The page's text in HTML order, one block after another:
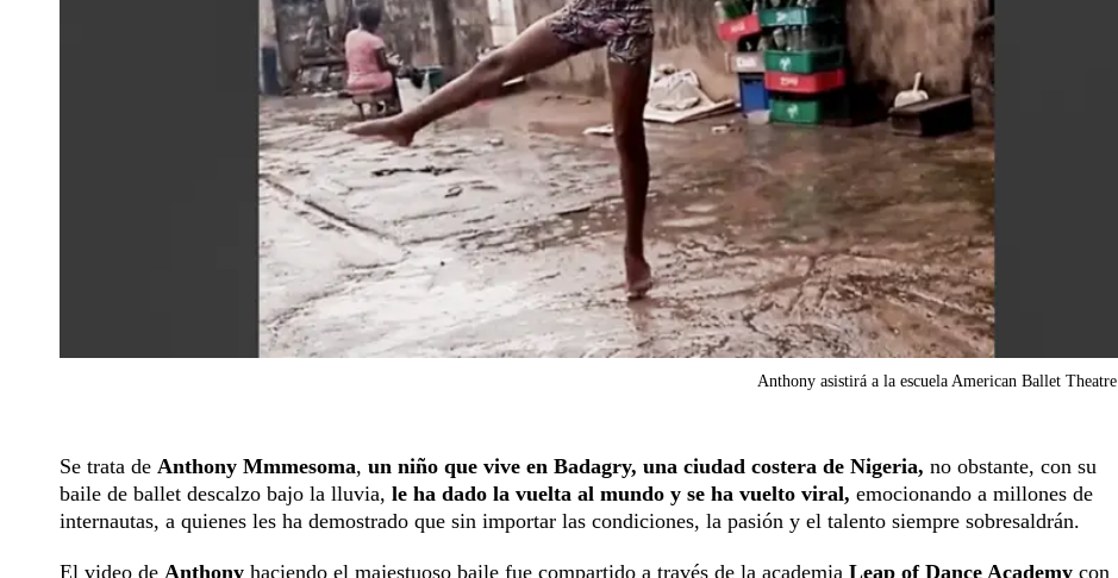
Anthony asistirá a la escuela American Ballet Theatre
Se trata de Anthony Mmmesoma, un niño que vive en Badagry, una ciudad costera de Nigeria, no obstante, con su
baile de ballet descalzo bajo la lluvia, le ha dado la vuelta al mundo y se ha vuelto viral, emocionando a millones de
internautas, a quienes les ha demostrado que sin importar las condiciones, la pasión y el talento siempre sobresaldrán.
El video de Anthony haciendo el majestuoso baile fue compartido a través de la academia Leap of Dance Academy con